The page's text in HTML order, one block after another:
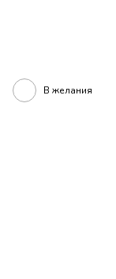
В желания